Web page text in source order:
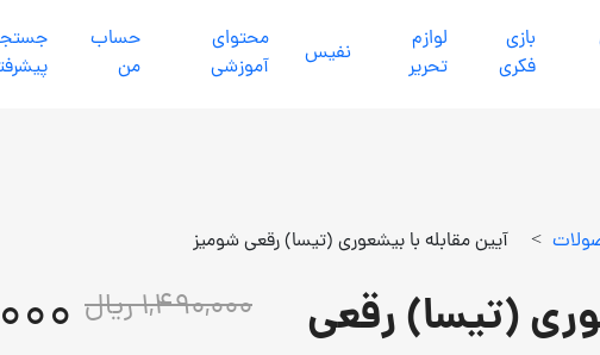
بازي
فكري
لوازم
تحرير
نفيس
محتواي
آموزشي
حساب
من
> آیین مقابله با بیشعوری (تیسا) رقعی شومیز
(تیسا) رقعی 1,490,000 ریال